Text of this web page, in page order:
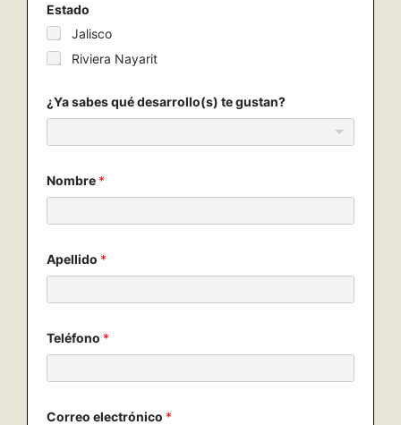
Estado
Jalisco
Riviera Nayarit
¿Ya sabes qué desarrollo(s) te gustan?
Nombre *
Apellido *
Teléfono *
Correo electrónico *